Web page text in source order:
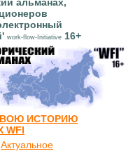
work-flow-Initiative 16+
ИСТОРИЮ
WFI
Актуальное